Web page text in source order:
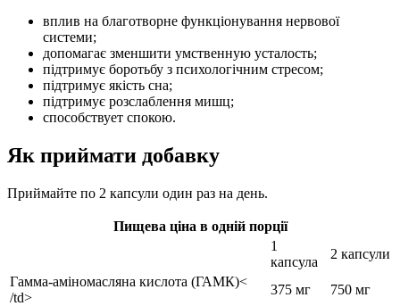
вплив на благотворне функціонування нервової
системи;
допомагає зменшити умственную усталость;
підтримує боротьбу з психологічним стресом;
підтримує якість сна;
підтримує розслаблення мишц;
способствует спокою.
Як приймати добавку
Приймайте по 2 капсули один раз на день.
Пищева ціна в одній порції
1
капсула
2 капсули
Гамма-аміномасляна кислота (ГАМК)<
/td>
375 мг
750 мг